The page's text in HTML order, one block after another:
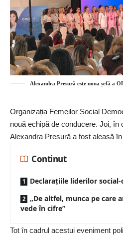
Alexandra Presură este noua șefă a
Organizația Femeilor Social
nouă echipă de conducere. Joi, în
Alexandra Presură a fost aleasă
Continut
Declarațiile liderilor
„De altfel, munca pe care
vede în cifre”
Tot în cadrul acestui eveniment